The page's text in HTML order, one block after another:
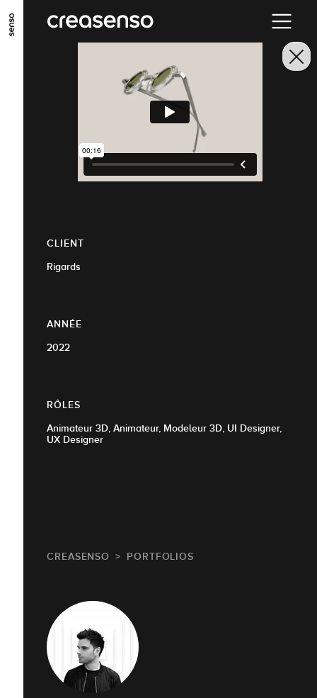
ALLER AU CONTENU PRINCIPAL
ALLER EN BAS DE PAGE
CLIENT
Rigards
ANNÉE
2022
RÔLES
Animateur 3D, Animateur, Modeleur 3D, UI Designer,
UX Designer
CREASENSO PORTFOLIOS